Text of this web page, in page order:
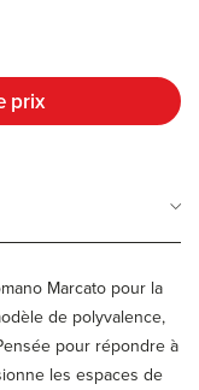
prix
Marcato pour la
de polyvalence,
pour répondre à
les espaces de